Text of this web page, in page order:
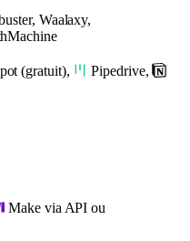
Waalaxy,
(gratuit),
Pipedrive,
Make via API ou